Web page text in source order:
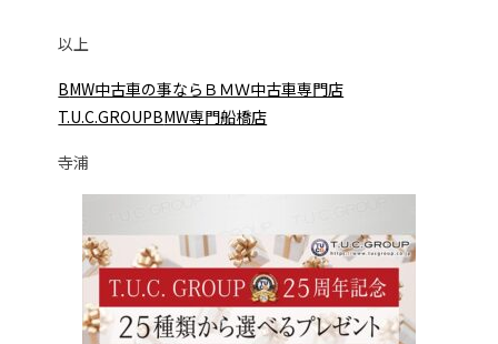
以上
BMW中古車の事ならＢＭＷ中古車専門店
T.U.C.GROUPBMW専門船橋店
寺浦